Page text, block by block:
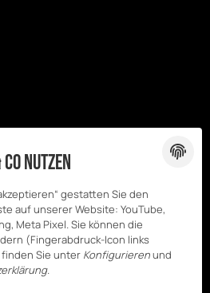
nutzen
gestatten Sie den
auf unserer Website: YouTube,
Meta Pixel. Sie können die
(Fingerabdruck-Icon links
Sie unter Konfigurierenund
.